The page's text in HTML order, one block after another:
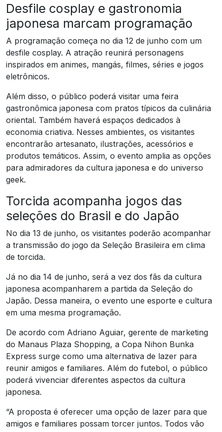
Desfile cosplay e gastronomia
japonesa marcam programação
A programação começa no dia 12 de junho com um
desfile cosplay. A atração reunirá personagens
inspirados em animes, mangás, filmes, séries e jogos
eletrônicos.
Além disso, o público poderá visitar uma feira
gastronômica japonesa com pratos típicos da culinária
oriental. Também haverá espaços dedicados à
economia criativa. Nesses ambientes, os visitantes
encontrarão artesanato, ilustrações, acessórios e
produtos temáticos. Assim, o evento amplia as opções
para admiradores da cultura japonesa e do universo
geek.
Torcida acompanha jogos das
seleções do Brasil e do Japão
No dia 13 de junho, os visitantes poderão acompanhar
a transmissão do jogo da Seleção Brasileira em clima
de torcida.
Já no dia 14 de junho, será a vez dos fãs da cultura
japonesa acompanharem a partida da Seleção do
Japão. Dessa maneira, o evento une esporte e cultura
em uma mesma programação.
De acordo com Adriano Aguiar, gerente de marketing
do Manaus Plaza Shopping, a Copa Nihon Bunka
Express surge como uma alternativa de lazer para
reunir amigos e familiares. Além do futebol, o público
poderá vivenciar diferentes aspectos da cultura
japonesa.
“A proposta é oferecer uma opção de lazer para que
amigos e familiares possam torcer juntos. Todos vão